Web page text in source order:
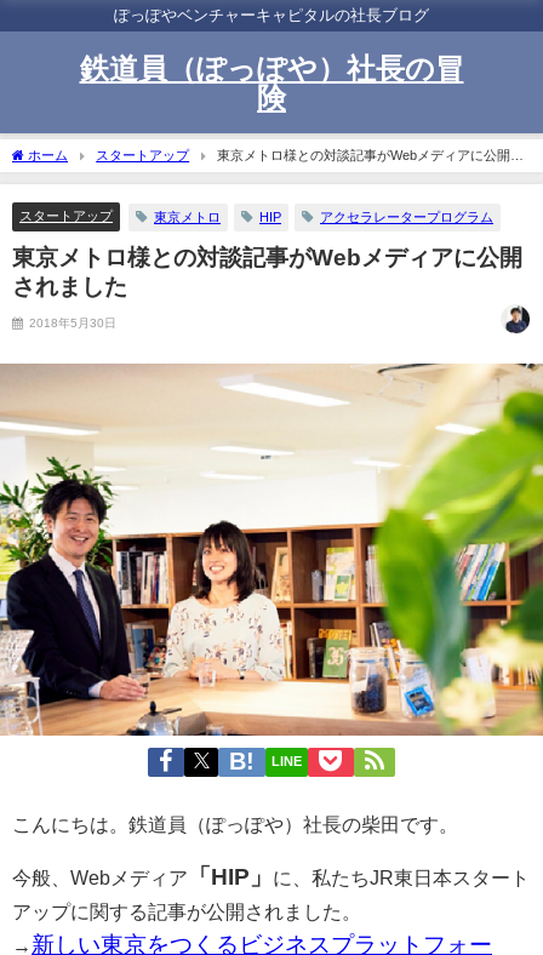
ぽっぽやベンチャーキャピタルの社長ブログ
鉄道員（ぽっぽや）社長の冒
険
ホーム スタートアップ
東京メトロ様との対談記事がWebメディアに公開さ
れました
スタートアップ 東京メトロ HIP アクセラレータープログラム
東京メトロ様との対談記事がWebメディアに公開
されました
2018年5月30日
LINE
こんにちは。鉄道員（ぽっぽや）社長の柴田です。
今般、Webメディア 「HIP」
に、私たちJR東日本スタート
アップに関する記事が公開されました。
→ 新しい東京をつくるビジネスプラットフォー